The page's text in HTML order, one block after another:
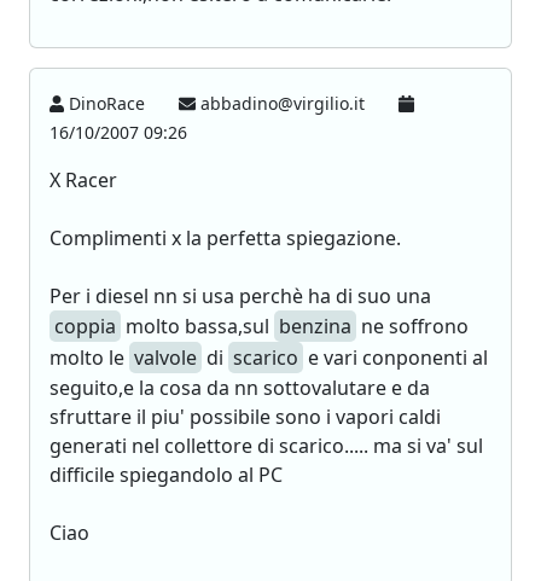
DinoRace
abbadino@virgilio.it
16/10/2007 09:26
X Racer
Complimenti x la perfetta spiegazione.
Per i diesel nn si usa perchè ha di suo una
coppia molto bassa,sul benzina ne soffrono
molto le valvole di scarico e vari conponenti al
seguito,e la cosa da nn sottovalutare e da
sfruttare il piu' possibile sono i vapori caldi
generati nel collettore di scarico..... ma si va' sul
difficile spiegandolo al PC
Ciao